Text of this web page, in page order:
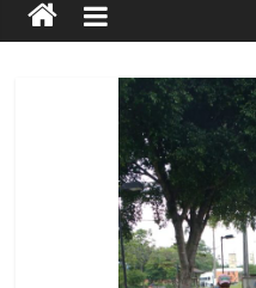
Turística
Guaratinguetá